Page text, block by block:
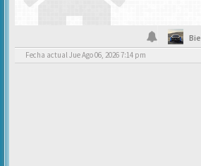
Fecha actual Jue Ago 06, 2026 7:14 pm